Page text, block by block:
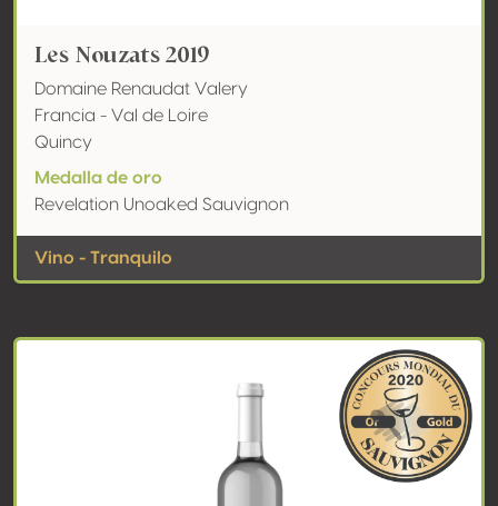
Les Nouzats 2019
Domaine Renaudat Valery
Francia - Val de Loire
Quincy
Medalla de oro
Revelation Unoaked Sauvignon
Vino - Tranquilo